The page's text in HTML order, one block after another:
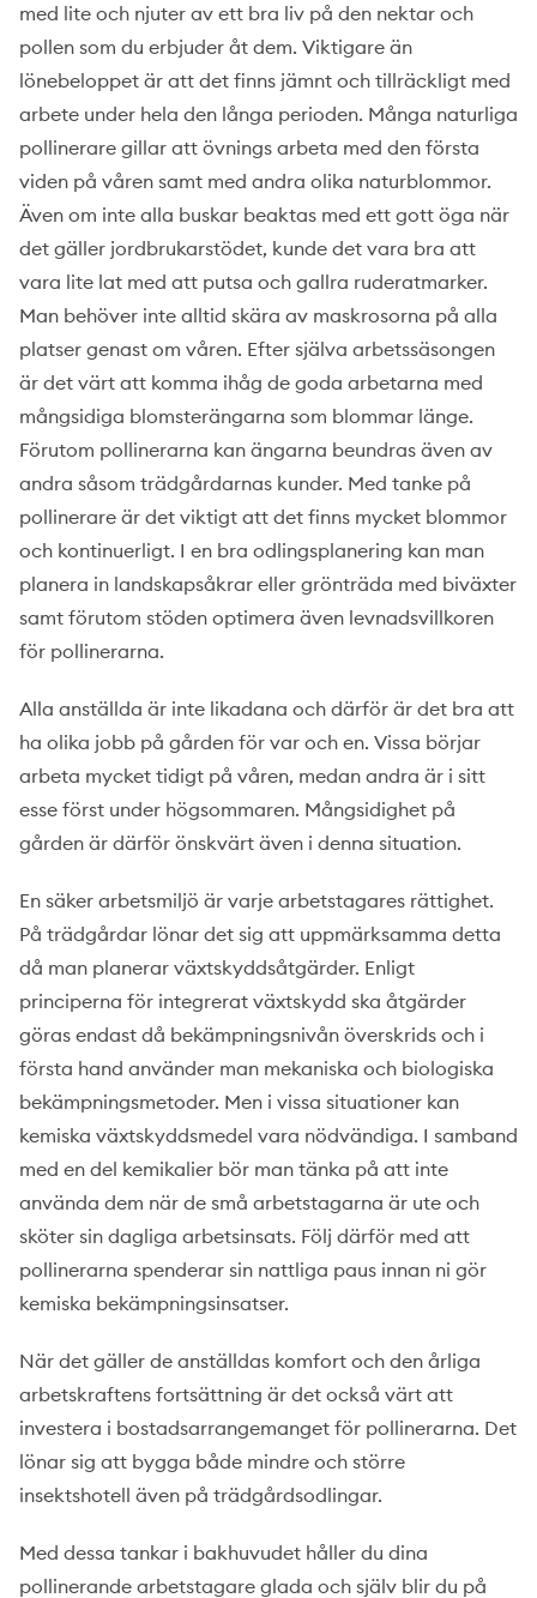
med lite och njuter av ett bra liv på den nektar och
pollen som du erbjuder åt dem. Viktigare än
lönebeloppet är att det finns jämnt och tillräckligt med
arbete under hela den långa perioden. Många naturliga
pollinerare gillar att övnings arbeta med den första
viden på våren samt med andra olika naturblommor.
Även om inte alla buskar beaktas med ett gott öga när
det gäller jordbrukarstödet, kunde det vara bra att
vara lite lat med att putsa och gallra ruderatmarker.
Man behöver inte alltid skära av maskrosorna på alla
platser genast om våren. Efter själva arbetssäsongen
är det värt att komma ihåg de goda arbetarna med
mångsidiga blomsterängarna som blommar länge.
Förutom pollinerarna kan ängarna beundras även av
andra såsom trädgårdarnas kunder. Med tanke på
pollinerare är det viktigt att det finns mycket blommor
och kontinuerligt. I en bra odlingsplanering kan man
planera in landskapsåkrar eller grönträda med biväxter
samt förutom stöden optimera även levnadsvillkoren
för pollinerarna.
Alla anställda är inte likadana och därför är det bra att
ha olika jobb på gården för var och en. Vissa börjar
arbeta mycket tidigt på våren, medan andra är i sitt
esse först under högsommaren. Mångsidighet på
gården är därför önskvärt även i denna situation.
En säker arbetsmiljö är varje arbetstagares rättighet.
På trädgårdar lönar det sig att uppmärksamma detta
då man planerar växtskyddsåtgärder. Enligt
principerna för integrerat växtskydd ska åtgärder
göras endast då bekämpningsnivån överskrids och i
första hand använder man mekaniska och biologiska
bekämpningsmetoder. Men i vissa situationer kan
kemiska växtskyddsmedel vara nödvändiga. I samband
med en del kemikalier bör man tänka på att inte
använda dem när de små arbetstagarna är ute och
sköter sin dagliga arbetsinsats. Följ därför med att
pollinerarna spenderar sin nattliga paus innan ni gör
kemiska bekämpningsinsatser.
När det gäller de anställdas komfort och den årliga
arbetskraftens fortsättning är det också värt att
investera i bostadsarrangemanget för pollinerarna. Det
lönar sig att bygga både mindre och större
insektshotell även på trädgårdsodlingar.
Med dessa tankar i bakhuvudet håller du dina
pollinerande arbetstagare glada och själv blir du på